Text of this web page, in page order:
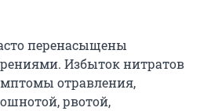
перенасыщены
Избыток нитратов
отравления,
рвотой,